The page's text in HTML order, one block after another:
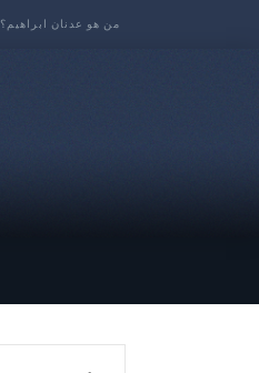
من هو عدنان ابراهيم؟